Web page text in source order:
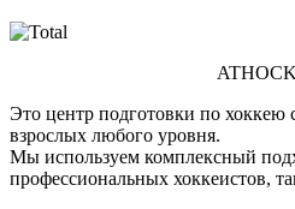
Это центр подготовки по хоккею
взрослых любого уровня.
Мы используем комплексный
профессиональных хоккеистов,